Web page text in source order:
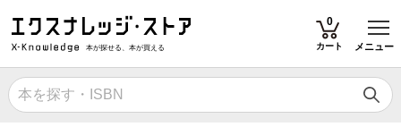
本が探せる、本が買える
0
カート メニュー